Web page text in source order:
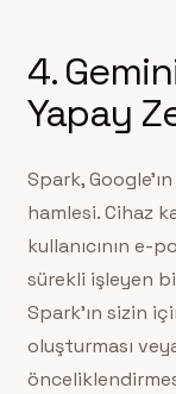
4.
Yapay
Spark,
hamlesi. Cihaz
kullanıcının e-
sürekli işleyen
Spark’ın sizin
oluşturması